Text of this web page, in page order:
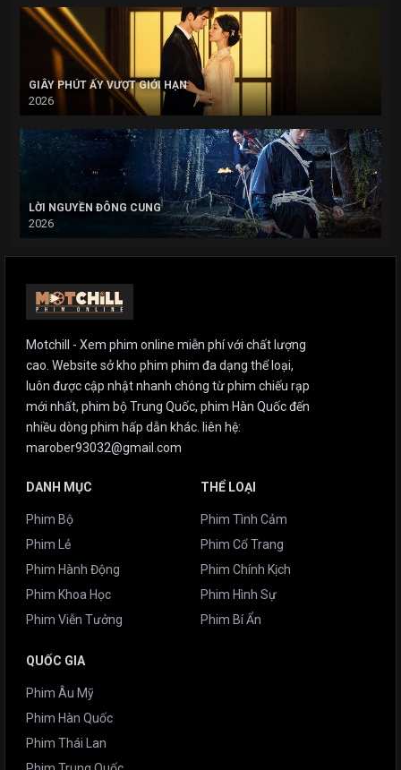
GIÂY PHÚT ẤY VƯỢT GIỚI HẠN
2026
LỜI NGUYỀN ĐÔNG CUNG
2026
Motchill - Xem phim online miễn phí với chất lượng
cao. Website sở kho phim phim đa dạng thể loại,
luôn được cập nhật nhanh chóng từ phim chiếu rạp
mới nhất, phim bộ Trung Quốc, phim Hàn Quốc đến
nhiều dòng phim hấp dẫn khác. liên hệ:
marober93032@gmail.com
DANH MỤC
Phim Bộ
Phim Lẻ
Phim Hành Động
Phim Khoa Học
Phim Viễn Tưởng
THỂ LOẠI
Phim Tình Cảm
Phim Cổ Trang
Phim Chính Kịch
Phim Hình Sự
Phim Bí Ẩn
QUỐC GIA
Phim Âu Mỹ
Phim Hàn Quốc
Phim Thái Lan